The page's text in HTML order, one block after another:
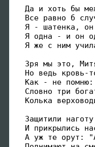
Да и хоть бы
Все равно б
Я - шатенка,
Я одна - и он
Я же с ним
Зря мы это,
Но ведь кровь-
Как - не помню:
Словно три
Колька
Защитили наготу
И прикрылись
А уж те орут: